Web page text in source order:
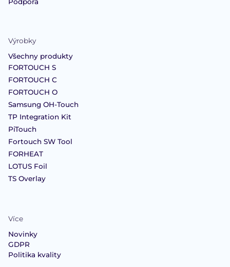
Výrobky
Všechny produkty
FORTOUCH S
FORTOUCH C
FORTOUCH O
Samsung OH-Touch
TP Integration Kit
PiTouch
Fortouch SW Tool
FORHEAT
LOTUS Foil
TS Overlay
Více
Novinky
GDPR
Politika kvality